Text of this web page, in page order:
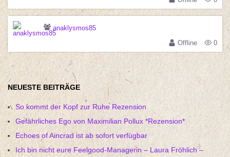
anaklysmos85
Offline
0
NEUESTE BEITRÄGE
So kommt der Kopf zur Ruhe Rezension
Gefährliches Ego von Maximilian Pollux *Rezension*
Echoes of Aincrad ist ab sofort verfügbar
Ich bin nicht eure Feelgood-Managerin – Laura Fröhlich –